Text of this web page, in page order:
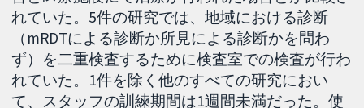
れていた。5件の研究では、地域における診断
（mRDTによる診断か所見による診断かを問わ
ず）を二重検査するために検査室での検査が行わ
れていた。1件を除く他のすべての研究におい
て、スタッフの訓練期間は1週間未満だった。使